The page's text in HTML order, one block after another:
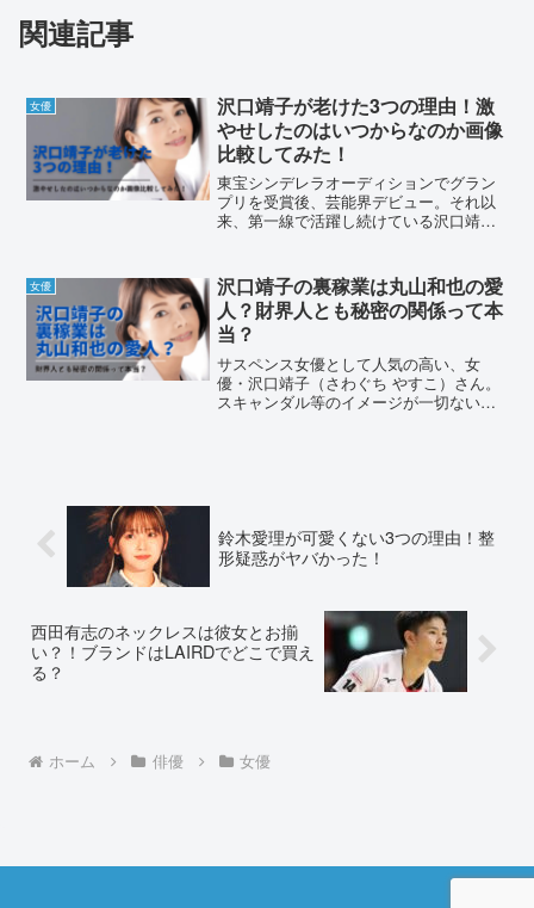
関連記事
女優
沢口靖子が老けた3つの理由！激
やせしたのはいつからなのか画像
比較してみた！
東宝シンデレラオーディションでグラン
プリを受賞後、芸能界デビュー。それ以
来、第一線で活躍し続けている沢口靖子
らほら。沢口靖子さんが老けた理由や、
激痩せしたという噂の真相...
女優
沢口靖子の裏稼業は丸山和也の愛
人？財界人とも秘密の関係って本
当？
サスペンス女優として人気の高い、女
優・沢口靖子（さわぐち やすこ）さん。
スキャンダル等のイメージが一切ない沢
鈴木愛理が可愛くない3つの理由！整
形疑惑がヤバかった！
西田有志のネックレスは彼女とお揃
い？！ブランドはLAIRDでどこで買え
る？
ホーム 俳優 女優